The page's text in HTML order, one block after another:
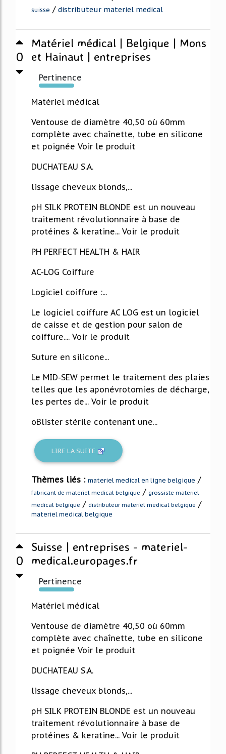
suisse / distributeur materiel medical
0
Matériel médical | Belgique | Mons
et Hainaut | entreprises
Pertinence
147%
Matériel médical
Ventouse de diamètre 40,50 où 60mm
complète avec chaînette, tube en silicone
et poignée Voir le produit
DUCHATEAU S.A.
lissage cheveux blonds,...
pH SILK PROTEIN BLONDE est un nouveau
traitement révolutionnaire à base de
protéines & keratine... Voir le produit
PH PERFECT HEALTH & HAIR
AC-LOG Coiffure
Logiciel coiffure :...
Le logiciel coiffure AC LOG est un logiciel
de caisse et de gestion pour salon de
coiffure.... Voir le produit
Suture en silicone...
Le MID-SEW permet le traitement des plaies
telles que les aponévrotomies de décharge,
les pertes de... Voir le produit
oBlister stérile contenant une...
LIRE LA SUITE
Thèmes liés : materiel medical en ligne belgique /
fabricant de materiel medical belgique / grossiste materiel
medical belgique / distributeur materiel medical belgique /
materiel medical belgique
0
Suisse | entreprises - materiel-
medical.europages.fr
Pertinence
108%
Matériel médical
Ventouse de diamètre 40,50 où 60mm
complète avec chaînette, tube en silicone
et poignée Voir le produit
DUCHATEAU S.A.
lissage cheveux blonds,...
pH SILK PROTEIN BLONDE est un nouveau
traitement révolutionnaire à base de
protéines & keratine... Voir le produit